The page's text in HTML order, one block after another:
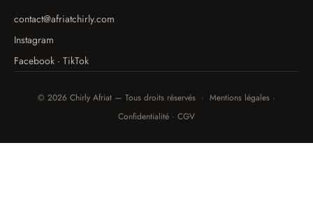
contact@afriatchirly.com
Instagram
Facebook · TikTok
© 2026 Chirly Afriat — Tous droits réservés · Mentions légales ·
Confidentialité · CGV